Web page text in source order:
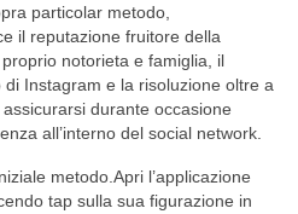
particolar metodo,
il reputazione fruitore della
notorieta e famiglia, il
Instagram e la risoluzione oltre a
durante occasione
all’interno del social network.
metodo.Apri l’applicazione
tap sulla sua figurazione in